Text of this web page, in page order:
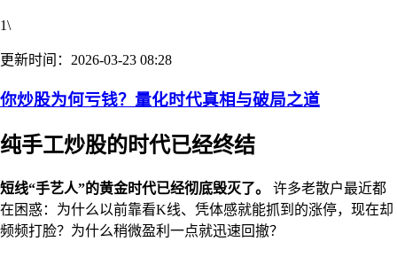
1\
更新时间：2026-03-23 08:28
你炒股为何亏钱？量化时代真相与破局之道
纯手工炒股的时代已经终结
短线“手艺人”的黄金时代已经彻底毁灭了。
许多老散户最近都
在困惑：为什么以前靠看K线、凭体感就能抓到的涨停，现在却
频频打脸？为什么稍微盈利一点就迅速回撤？